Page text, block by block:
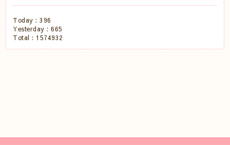
Today :396
Yesterday :665
Total : 1574932